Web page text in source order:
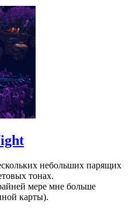
небольших парящих
тонах.
мере мне больше
карты).